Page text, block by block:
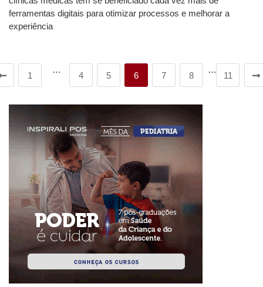
ferramentas digitais para otimizar processos e melhorar a
experiência
1
…
4 5 6 7 8
…
11